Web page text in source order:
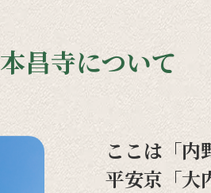
本昌寺について
ここは「内
平安京「大